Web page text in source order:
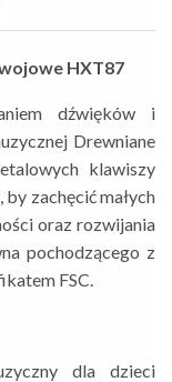
HXT87
dźwięków i
Drewniane
klawiszy
zachęcić małych
oraz rozwijania
pochodzącego z
FSC.
dla dzieci